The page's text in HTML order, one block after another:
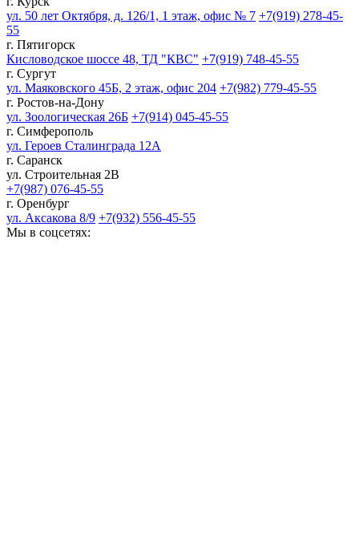
ул. 50 лет Октября, д. 126/1, 1 этаж, офис № 7 +7(919) 278-45-
55
г. Пятигорск
Кисловодское шоссе 48, ТД "КВС" +7(919) 748-45-55
г. Сургут
ул. Маяковского 45Б, 2 этаж, офис 204 +7(982) 779-45-55
г. Ростов-на-Дону
ул. Зоологическая 26Б +7(914) 045-45-55
г. Симферополь
ул. Героев Сталинграда 12А
г. Саранск
ул. Строительная 2В
+7(987) 076-45-55
г. Оренбург
ул. Аксакова 8/9 +7(932) 556-45-55
Мы в соцсетях: